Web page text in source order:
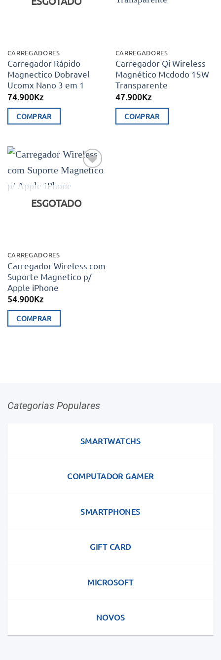
CARREGADORES
Carregador Rápido
Magnectico Dobravel
Ucomx Nano 3 em 1
74.900Kz
COMPRAR
CARREGADORES
Carregador Qi Wireless
Magnético Mcdodo 15W
Transparente
47.900Kz
COMPRAR
Adicionar
aos meus
ESGOTADO
CARREGADORES
Carregador Wireless com
Suporte Magnetico p/
Apple iPhone
54.900Kz
COMPRAR
Categorias Populares
SMARTWATCHS
COMPUTADOR GAMER
SMARTPHONES
GIFT CARD
MICROSOFT
NOVOS